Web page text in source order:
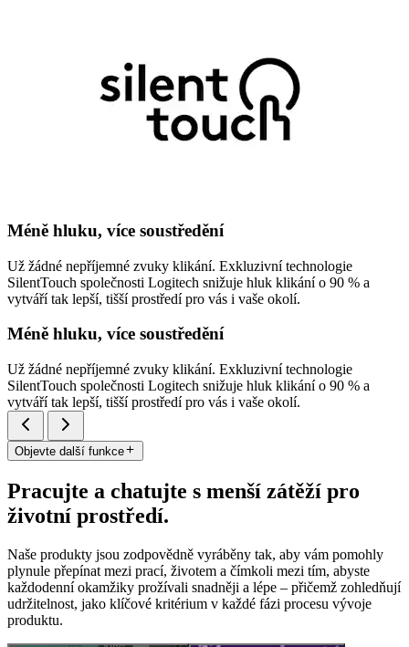
Méně hluku, více soustředění
Už žádné nepříjemné zvuky klikání. Exkluzivní technologie
SilentTouch společnosti Logitech snižuje hluk klikání o 90 % a
vytváří tak lepší, tišší prostředí pro vás i vaše okolí.
Méně hluku, více soustředění
Už žádné nepříjemné zvuky klikání. Exkluzivní technologie
SilentTouch společnosti Logitech snižuje hluk klikání o 90 % a
vytváří tak lepší, tišší prostředí pro vás i vaše okolí.
Objevte další funkce
Pracujte a chatujte s menší zátěží pro
životní prostředí.
Naše produkty jsou zodpovědně vyráběny tak, aby vám pomohly
plynule přepínat mezi prací, životem a čímkoli mezi tím, abyste
každodenní okamžiky prožívali snadněji a lépe – přičemž zohledňují
udržitelnost, jako klíčové kritérium v každé fázi procesu vývoje
produktu.